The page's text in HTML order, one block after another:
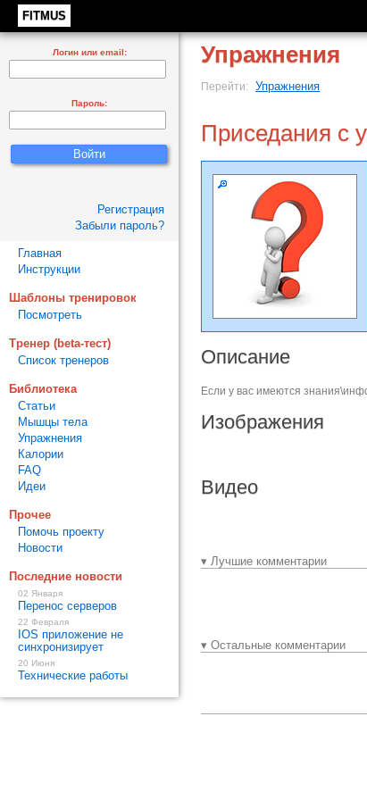
FITMUS
Упражнения
Перейти: Упражнения
Приседания с
Описание
Если у вас имеются
Изображения
Видео
▾ Лучшие комментарии
▾ Остальные комментарии
Логин или email:
Пароль:
Регистрация
Забыли пароль?
Главная
Инструкции
Шаблоны тренировок
Посмотреть
Тренер (beta-тест)
Список тренеров
Библиотека
Статьи
Мышцы тела
Упражнения
Калории
FAQ
Идеи
Прочее
Помочь проекту
Новости
Последние новости
02 Января
Перенос серверов
22 Февраля
IOS приложение не
синхронизирует
20 Июня
Технические работы